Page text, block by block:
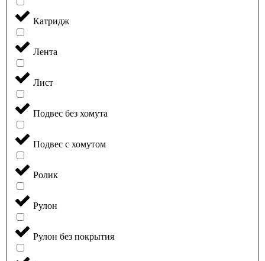
Катридж
Лента
Лист
Подвес без хомута
Подвес с хомутом
Ролик
Рулон
Рулон без покрытия